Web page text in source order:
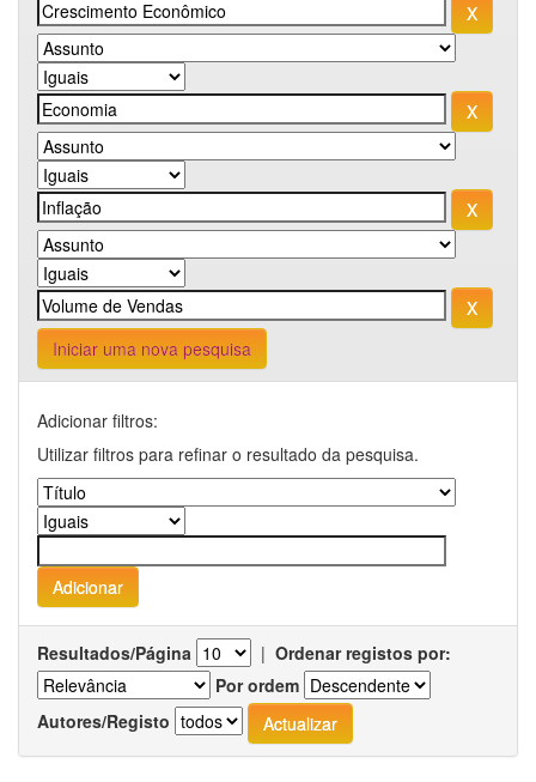
Iniciar uma nova pesquisa
Adicionar filtros:
Utilizar filtros para refinar o resultado da pesquisa.
Resultados/Página | Ordenar registos por:
Por ordem
Autores/Registo